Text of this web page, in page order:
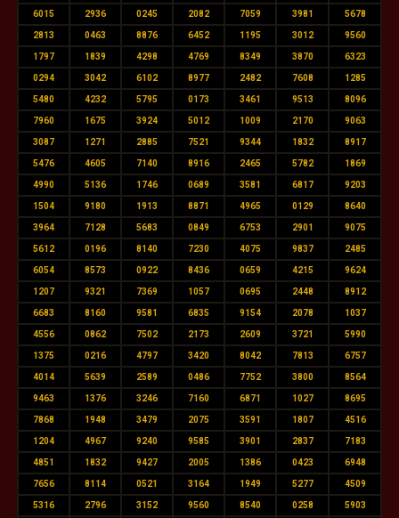
6015 2936 0245 2082 7059 3981 5678
2813 0463 8876 6452 1195 3012 9560
1797 1839 4298 4769 8349 3870 6323
0294 3042 6102 8977 2482 7608 1285
5480 4232 5795 0173 3461 9513 8096
7960 1675 3924 5012 1009 2170 9063
3087 1271 2885 7521 9344 1832 8917
5476 4605 7140 8916 2465 5782 1869
4990 5136 1746 0689 3581 6817 9203
1504 9180 1913 8871 4965 0129 8640
3964 7128 5683 0849 6753 2901 9075
5612 0196 8140 7230 4075 9837 2485
6054 8573 0922 8436 0659 4215 9624
1207 9321 7369 1057 0695 2448 8912
6683 8160 9581 6835 9154 2078 1037
4556 0862 7502 2173 2609 3721 5990
1375 0216 4797 3420 8042 7813 6757
4014 5639 2589 0486 7752 3800 8564
9463 1376 3246 7160 6871 1027 8695
7868 1948 3479 2075 3591 1807 4516
1204 4967 9240 9585 3901 2837 7183
4851 1832 9427 2005 1386 0423 6948
7656 8114 0521 3164 1949 5277 4509
5316 2796 3152 9560 8540 0258 5903